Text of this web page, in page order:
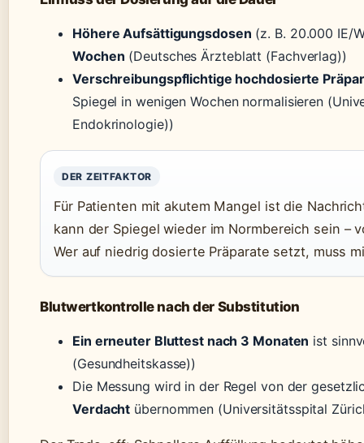
Höhere Aufsättigungsdosen (z. B. 20.000 IE/
Wochen (Deutsches Ärzteblatt (Fachverlag))
Verschreibungspflichtige hochdosierte
Spiegel in wenigen Wochen normalisieren
Endokrinologie))
DER ZEITFAKTOR
Für Patienten mit akutem Mangel ist die
kann der Spiegel wieder im Normbereich sein –
Wer auf niedrig dosierte Präparate setzt, muss
Blutwertkontrolle nach der Substitution
Ein erneuter Bluttest nach 3 Monaten ist
(Gesundheitskasse))
Die Messung wird in der Regel von der
Verdacht übernommen (Universitätsspital